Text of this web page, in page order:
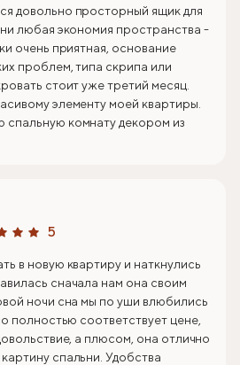
довольно просторный ящик для
любая экономия пространства -
очень приятная, основание
проблем, типа скрипа или
стоит уже третий месяц.
элементу моей квартиры.
спальную комнату декором из
5
в новую квартиру и наткнулись
сначала нам она своим
ночи сна мы по уши влюбились
полностью соответствует цене,
а плюсом, она отлично
спальни. Удобства